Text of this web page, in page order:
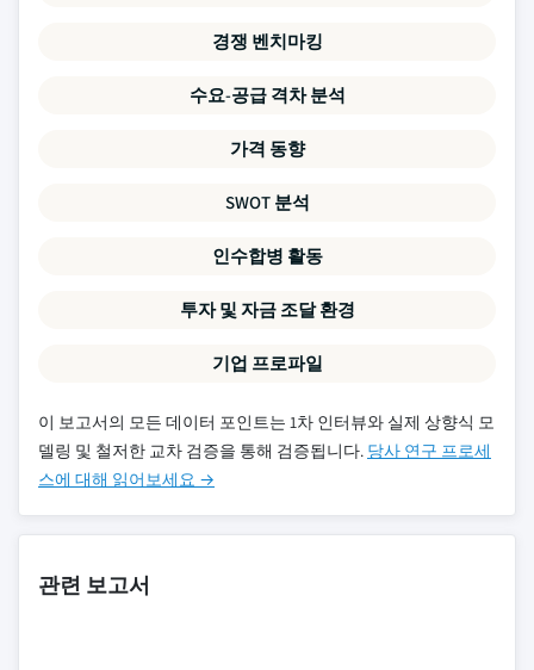
경쟁 벤치마킹
수요-공급 격차 분석
가격 동향
SWOT 분석
인수합병 활동
투자 및 자금 조달 환경
기업 프로파일
이 보고서의 모든 데이터 포인트는 1차 인터뷰와 실제 상향식 모
델링 및 철저한 교차 검증을 통해 검증됩니다. 당사 연구 프로세
스에 대해 읽어보세요 →
관련 보고서